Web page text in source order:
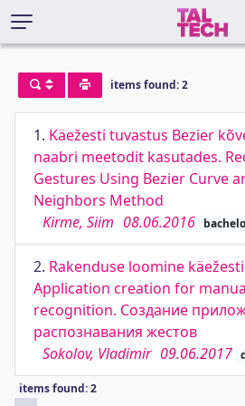
items found: 2
1. Käežesti tuvastus Bezier
naabri meetodit kasutades.
Gestures Using Bezier Curve
Neighbors Method
Kirme, Siim 08.06.2016
2. Rakenduse loomine
Application creation for
recognition. Создание
распознавания жестов
Sokolov, Vladimir 09.06.2017
items found: 2